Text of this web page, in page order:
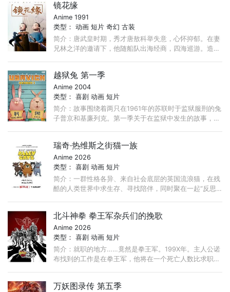
镜花缘
Anime 1991
类型：动画 短片 奇幻 古装
简介：唐武皇时期，秀才唐敖科举失意，心怀抑郁。在妻
兄林之洋的邀请下，他随船队出海经商，四海巡游。造访
越狱兔 第一季
Anime 2004
类型：喜剧 动画 短片
简介：故事围绕着两只在1961年的苏联时于监狱服刑的兔
子普京和基廉列克。第一季关于在监狱中发生的故事，在
瑞奇·热维斯之街猫一族
Anime 2026
类型：喜剧 动画 短片
简介：一群性格各异、来自社会底层的英国流浪猫，在残
酷的人类世界中求生存、寻找陪伴，同时聚在一起“反思
北斗神拳 拳王军杂兵们的挽歌
Anime 2026
类型：喜剧 动画 短片
简介：就职的地方……竟然是拳王军。199X年。主人公诺
布找到的工作是在拳王军，他将在一个死亡人数比求职人
万妖图录传 第五季